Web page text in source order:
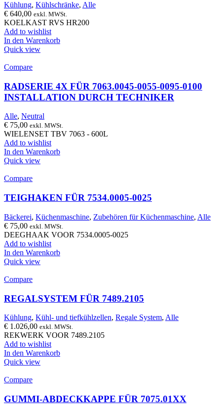
Kühlung, Kühlschränke, Alle
€ 640,00 exkl. MWSt.
KOELKAST RVS HR200
Add to wishlist
In den Warenkorb
Quick view
Compare
RADSERIE 4X FÜR 7063.0045-0055-0095-0100
INSTALLATION DURCH TECHNIKER
Alle, Neutral
€ 75,00 exkl. MWSt.
WIELENSET TBV 7063 - 600L
Add to wishlist
In den Warenkorb
Quick view
Compare
TEIGHAKEN FÜR 7534.0005-0025
Bäckerei, Küchenmaschine, Zubehören für Küchenmaschine, Alle
€ 75,00 exkl. MWSt.
DEEGHAAK VOOR 7534.0005-0025
Add to wishlist
In den Warenkorb
Quick view
Compare
REGALSYSTEM FÜR 7489.2105
Kühlung, Kühl- und tiefkühlzellen, Regale System, Alle
€ 1.026,00 exkl. MWSt.
REKWERK VOOR 7489.2105
Add to wishlist
In den Warenkorb
Quick view
Compare
GUMMI-ABDECKKAPPE FÜR 7075.01XX